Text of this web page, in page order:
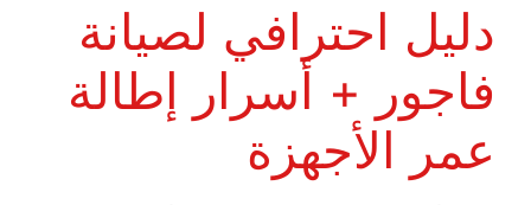
دليل احترافي لصيانة
فاجور + أسرار إطالة
عمر الأجهزة